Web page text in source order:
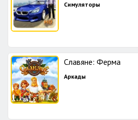
Симуляторы
Славяне: Ферма
Аркады